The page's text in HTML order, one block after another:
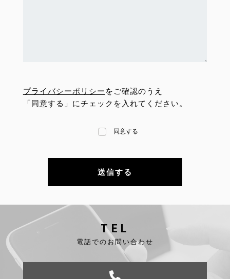
プライバシーポリシー をご確認のうえ
「同意する」にチェックを入れてください。
同意する
TEL
電話でのお問い合わせ